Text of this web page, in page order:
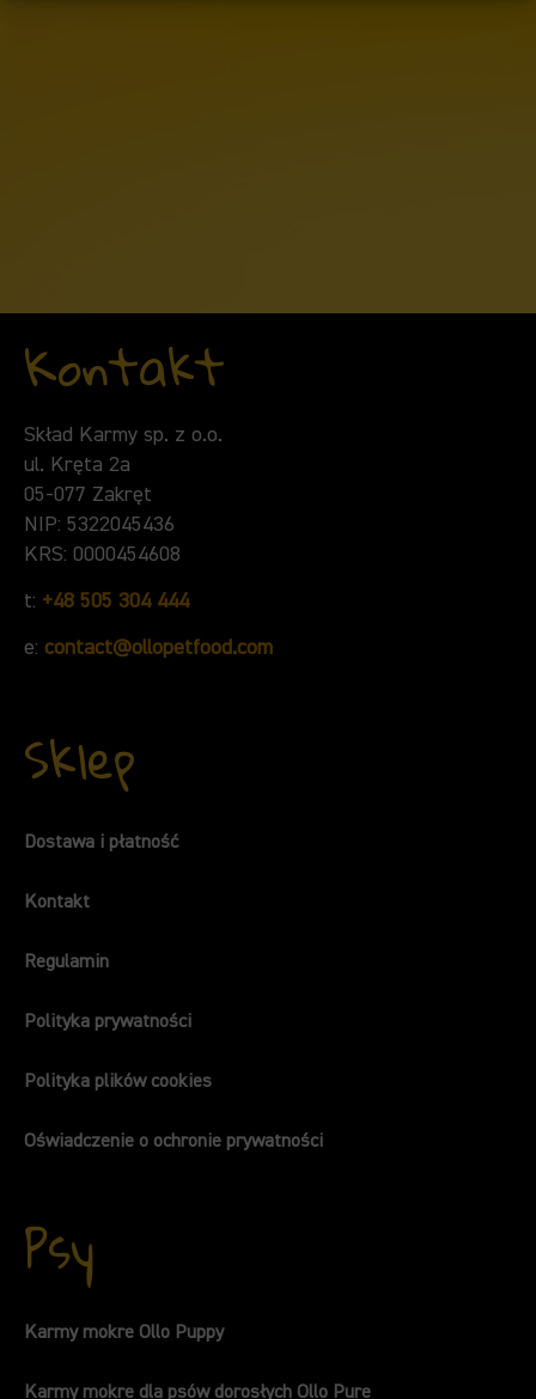
Kontakt
Skład Karmy sp. z o.o.
ul. Kręta 2a
05-077 Zakręt
NIP: 5322045436
KRS: 0000454608
t: +48 505 304 444
e: contact@ollopetfood.com
Sklep
Dostawa i płatność
Kontakt
Regulamin
Polityka prywatności
Polityka plików cookies
Oświadczenie o ochronie prywatności
Psy
Karmy mokre Ollo Puppy
Karmy mokre dla psów dorosłych Ollo Pure